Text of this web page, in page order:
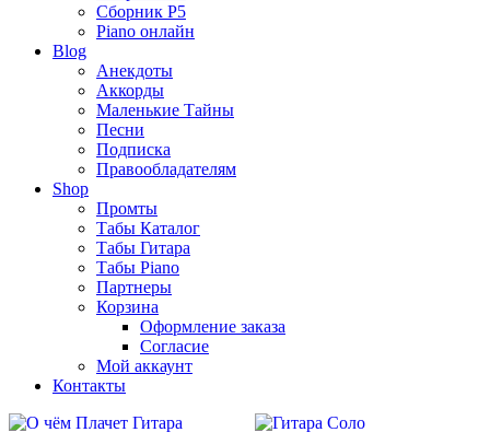
Сборник P5
Piano онлайн
Blog
Анекдоты
Аккорды
Маленькие Тайны
Песни
Подписка
Правообладателям
Shop
Промты
Табы Каталог
Табы Гитара
Табы Piano
Партнеры
Корзина
Оформление заказа
Согласие
Мой аккаунт
Контакты